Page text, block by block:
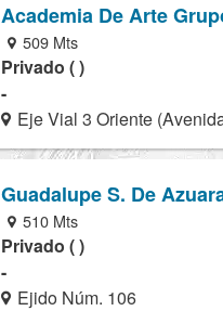
Academia De Arte
509 Mts
Privado ( )
-
Eje Vial 3 Oriente
Guadalupe S. De
510 Mts
Privado ( )
-
Ejido Núm. 106